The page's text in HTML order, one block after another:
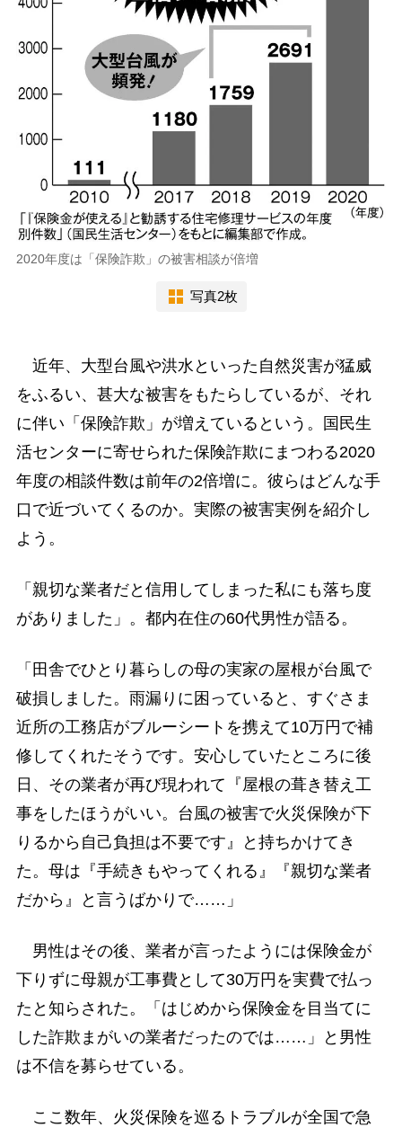
2020年度は「保険詐欺」の被害相談が倍増
写真2枚
近年、大型台風や洪水といった自然災害が猛威
をふるい、甚大な被害をもたらしているが、それ
に伴い「保険詐欺」が増えているという。国民生
活センターに寄せられた保険詐欺にまつわる2020
年度の相談件数は前年の2倍増に。彼らはどんな手
口で近づいてくるのか。実際の被害実例を紹介し
よう。
「親切な業者だと信用してしまった私にも落ち度
がありました」。都内在住の60代男性が語る。
「田舎でひとり暮らしの母の実家の屋根が台風で
破損しました。雨漏りに困っていると、すぐさま
近所の工務店がブルーシートを携えて10万円で補
修してくれたそうです。安心していたところに後
日、その業者が再び現われて『屋根の葺き替え工
事をしたほうがいい。台風の被害で火災保険が下
りるから自己負担は不要です』と持ちかけてき
た。母は『手続きもやってくれる』『親切な業者
だから』と言うばかりで……」
男性はその後、業者が言ったようには保険金が
下りずに母親が工事費として30万円を実費で払っ
たと知らされた。「はじめから保険金を目当てに
した詐欺まがいの業者だったのでは……」と男性
は不信を募らせている。
ここ数年、火災保険を巡るトラブルが全国で急